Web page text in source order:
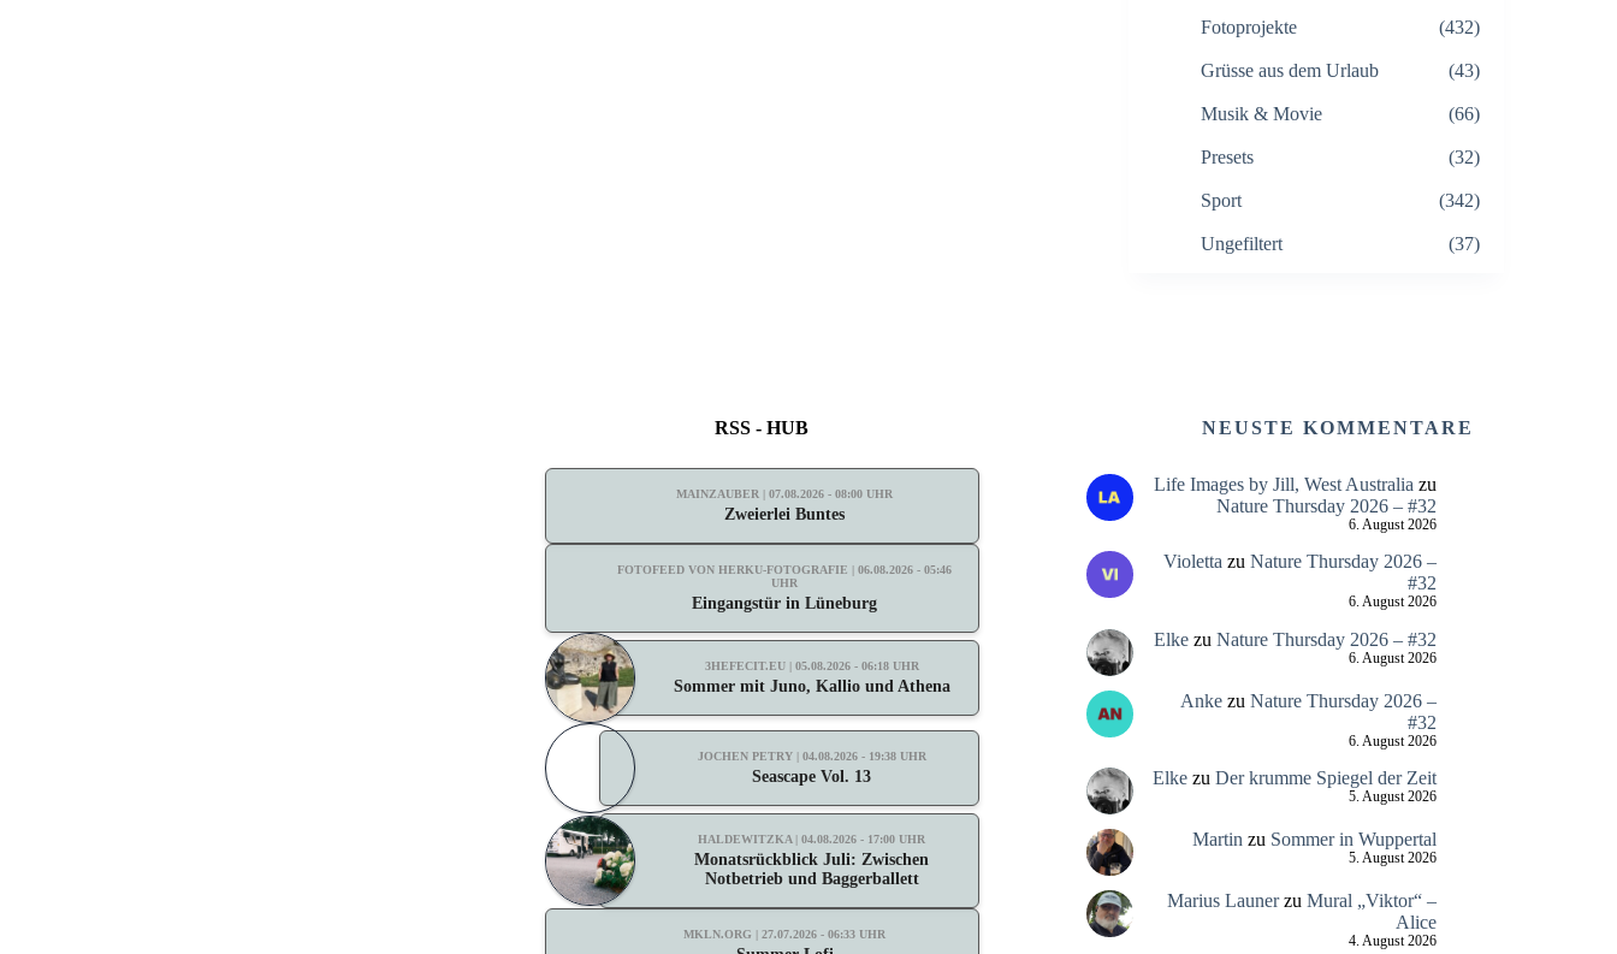
Fotoprojekte (432)
Grüsse aus dem Urlaub (43)
Musik & Movie (66)
Presets (32)
Sport (342)
Ungefiltert (37)
RSS - HUB
MAINZAUBER | 07.08.2026 - 08:00 UHR
Zweierlei Buntes
FOTOFEED VON HERKU-FOTOGRAFIE | 06.08.2026 - 05:46
UHR
Eingangstür in Lüneburg
3HEFECIT.EU | 05.08.2026 - 06:18 UHR
Sommer mit Juno, Kallio und Athena
JOCHEN PETRY | 04.08.2026 - 19:38 UHR
Seascape Vol. 13
HALDEWITZKA | 04.08.2026 - 17:00 UHR
Monatsrückblick Juli: Zwischen
Notbetrieb und Baggerballett
MKLN.ORG | 27.07.2026 - 06:33 UHR
NEUSTE KOMMENTARE
Life Images by Jill, West Australia zu
Nature Thursday 2026 – #32
6. August 2026
Violetta zu Nature Thursday 2026 –
#32
6. August 2026
Elkezu Nature Thursday 2026 – #32
6. August 2026
Ankezu Nature Thursday 2026 –
#32
6. August 2026
Elkezu Der krumme Spiegel der Zeit
5. August 2026
Martin zu Sommer in Wuppertal
5. August 2026
Marius Launerzu Mural „Viktor“ –
Alice
4. August 2026